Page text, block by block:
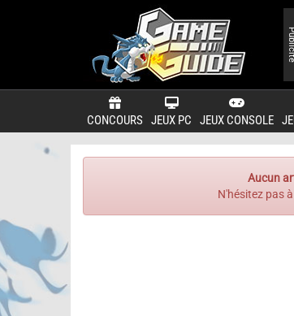
CONCOURS JEUX PC JEUX CONSOLE
Aucun
N'hésitez pas